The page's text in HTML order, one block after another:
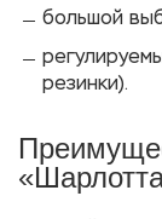
большой
резинки).